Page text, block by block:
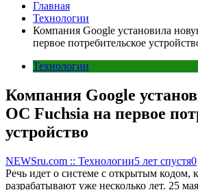
Главная
Технологии
Компания Google установила
первое потребительское
Технологии
Компания Google
OC Fuchsia на первое
устройство
NEWSru.com :: Технологии5 лет спустя0
Речь идет о системе с открытым кодом,
разрабатывают уже несколько лет. 25